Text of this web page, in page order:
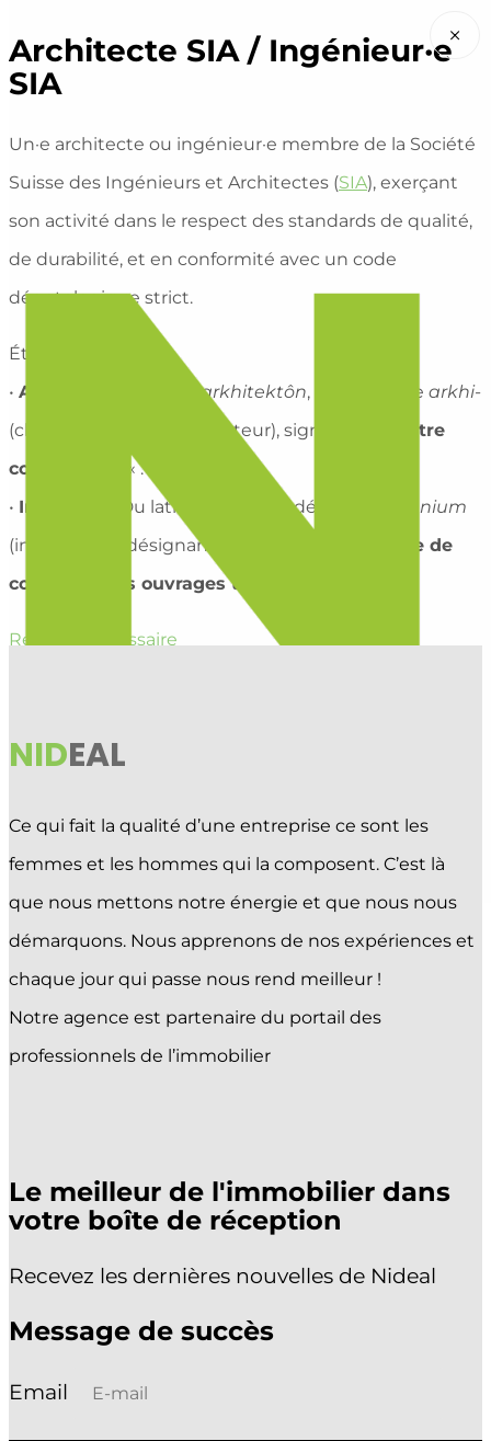
APPELEZ-NOUS !021 903 33 18
Architecte SIA / Ingénieur·e
SIA
Un·e architecte ou ingénieur·e membre de la Société
Suisse des Ingénieurs et Architectes (SIA), exerçant
son activité dans le respect des standards de qualité,
de durabilité, et en conformité avec un code
déontologique strict.
Étymologie :
• Architecte arkhitektôn, composé de arkhi-
(chef) et
(constructeur), signifiant «
maître
constructeur
« .
• Ingénieur : Du latin , dérivé de
ingenium
(ingéniosité), désignant une
personne capable de
concevoir des ouvrages techniques
Retour au glossaire
NIDEAL
Ce qui fait la qualité d’une entreprise ce sont les
femmes et les hommes qui la composent. C’est là
que nous mettons notre énergie et que nous nous
démarquons. Nous apprenons de nos expériences et
chaque jour qui passe nous rend meilleur !
Notre agence est partenaire du portail des
professionnels de l’immobilier
Le meilleur de l'immobilier dans
votre boîte de réception
Recevez les dernières nouvelles de Nideal
Message de succès
×